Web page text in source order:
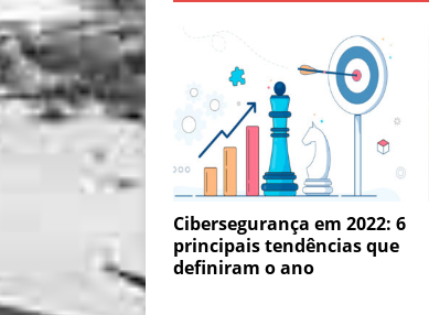
Cibersegurança em 2022: 6
principais tendências que
definiram o ano